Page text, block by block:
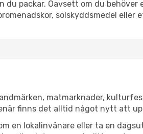
du packar. Oavsett om du
solskyddsmedel eller
matmarknader,
finns det alltid något nytt att
en lokalinvånare eller ta en